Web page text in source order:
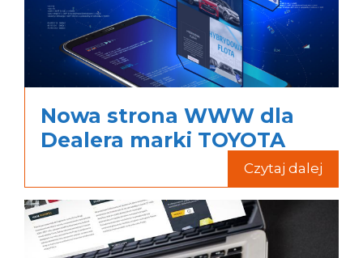
Nowa strona WWW dla
Dealera marki TOYOTA
Czytaj dalej